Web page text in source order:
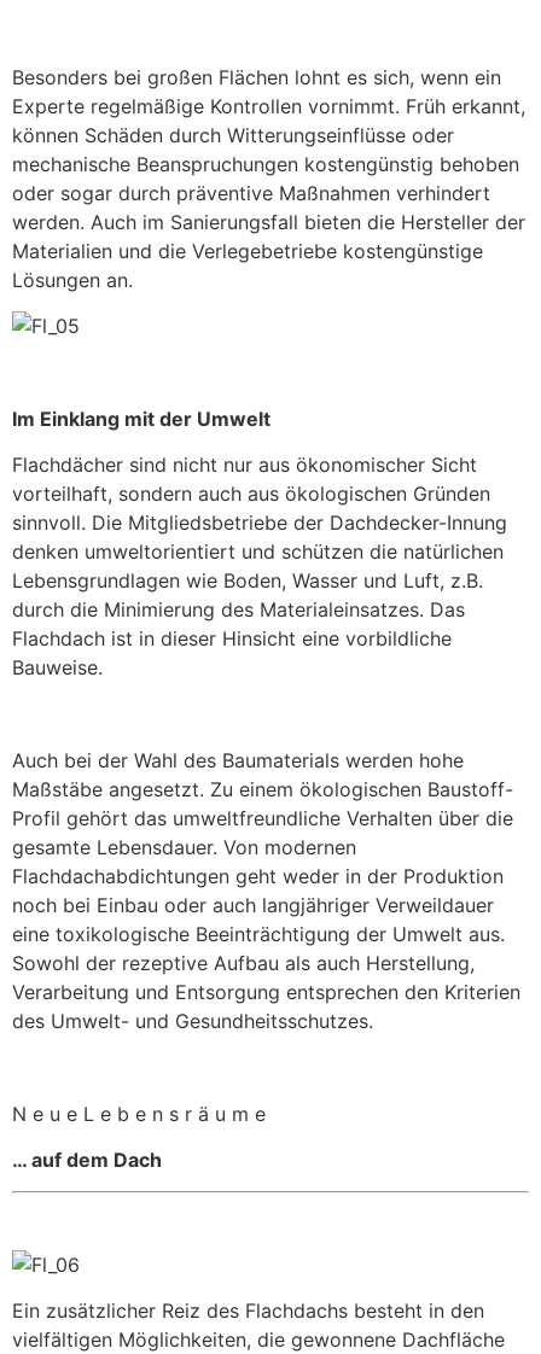
Besonders bei großen Flächen lohnt es sich, wenn ein
Experte regelmäßige Kontrollen vornimmt. Früh erkannt,
können Schäden durch Witterungseinflüsse oder
mechanische Beanspruchungen kostengünstig behoben
oder sogar durch präventive Maßnahmen verhindert
werden. Auch im Sanierungsfall bieten die Hersteller der
Materialien und die Verlegebetriebe kostengünstige
Lösungen an.
Im Einklang mit der Umwelt
Flachdächer sind nicht nur aus ökonomischer Sicht
vorteilhaft, sondern auch aus ökologischen Gründen
sinnvoll. Die Mitgliedsbetriebe der Dachdecker-Innung
denken umweltorientiert und schützen die natürlichen
Lebensgrundlagen wie Boden, Wasser und Luft, z.B.
durch die Minimierung des Materialeinsatzes. Das
Flachdach ist in dieser Hinsicht eine vorbildliche
Bauweise.
Auch bei der Wahl des Baumaterials werden hohe
Maßstäbe angesetzt. Zu einem ökologischen Baustoff-
Profil gehört das umweltfreundliche Verhalten über die
gesamte Lebensdauer. Von modernen
Flachdachabdichtungen geht weder in der Produktion
noch bei Einbau oder auch langjähriger Verweildauer
eine toxikologische Beeinträchtigung der Umwelt aus.
Sowohl der rezeptive Aufbau als auch Herstellung,
Verarbeitung und Entsorgung entsprechen den Kriterien
des Umwelt- und Gesundheitsschutzes.
N e u e L e b e n s r ä u m e
… auf dem Dach
Ein zusätzlicher Reiz des Flachdachs besteht in den
vielfältigen Möglichkeiten, die gewonnene Dachfläche